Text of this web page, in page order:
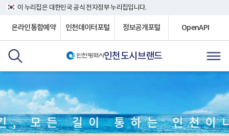
이 누리집은 대한민국 공식 전자정부 누리집입니다.
온라인통합예약 인천데이터포털 정보공개포털 OpenAPI
인천도시브랜드